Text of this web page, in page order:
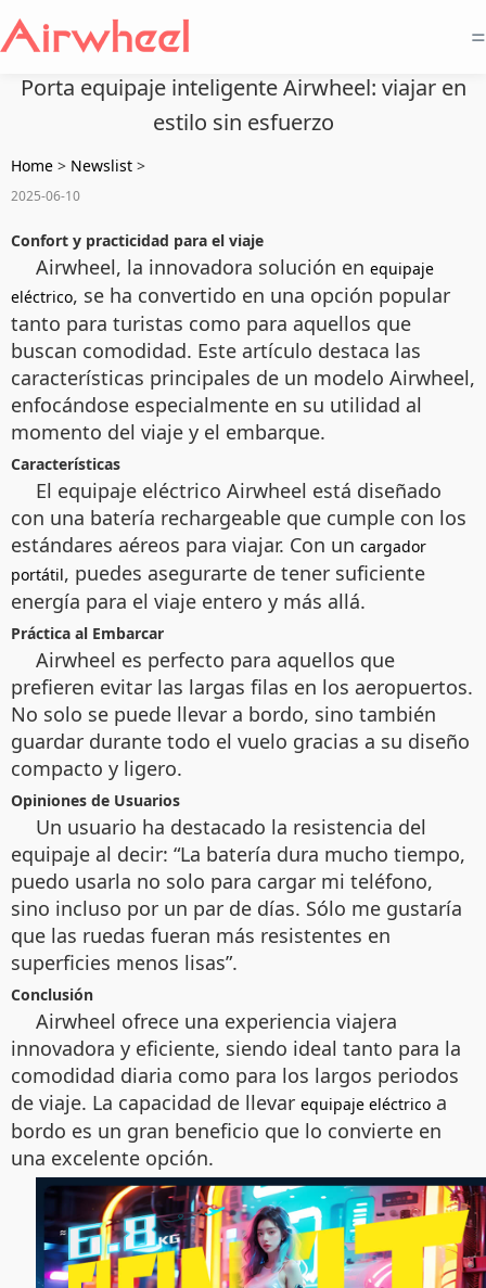
=
Porta equipaje inteligente Airwheel: viajar en
estilo sin esfuerzo
Home > Newslist >
2025-06-10
Confort y practicidad para el viaje
Airwheel, la innovadora solución en equipaje
eléctrico, se ha convertido en una opción popular
tanto para turistas como para aquellos que
buscan comodidad. Este artículo destaca las
características principales de un modelo Airwheel,
enfocándose especialmente en su utilidad al
momento del viaje y el embarque.
Características
El equipaje eléctrico Airwheel está diseñado
con una batería rechargeable que cumple con los
estándares aéreos para viajar. Con un cargador
portátil, puedes asegurarte de tener suficiente
energía para el viaje entero y más allá.
Práctica al Embarcar
Airwheel es perfecto para aquellos que
prefieren evitar las largas filas en los aeropuertos.
No solo se puede llevar a bordo, sino también
guardar durante todo el vuelo gracias a su diseño
compacto y ligero.
Opiniones de Usuarios
Un usuario ha destacado la resistencia del
equipaje al decir: “La batería dura mucho tiempo,
puedo usarla no solo para cargar mi teléfono,
sino incluso por un par de días. Sólo me gustaría
que las ruedas fueran más resistentes en
superficies menos lisas”.
Conclusión
Airwheel ofrece una experiencia viajera
innovadora y eficiente, siendo ideal tanto para la
comodidad diaria como para los largos periodos
de viaje. La capacidad de llevar equipaje eléctrico a
bordo es un gran beneficio que lo convierte en
una excelente opción.